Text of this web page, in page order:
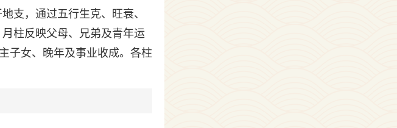
支，通过五行生克、旺衰、
柱反映父母、兄弟及青年运
子女、晚年及事业收成。各柱